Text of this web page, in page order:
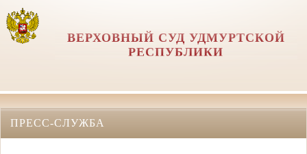
ВЕРХОВНЫЙ СУД УДМУРТСКОЙ
РЕСПУБЛИКИ
ПРЕСС-СЛУЖБА